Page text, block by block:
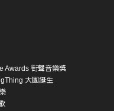
Awards 街聲音樂獎
大團誕生